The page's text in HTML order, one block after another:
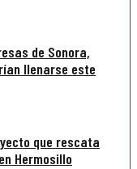
de Sonora,
llenarse este
que rescata
Hermosillo